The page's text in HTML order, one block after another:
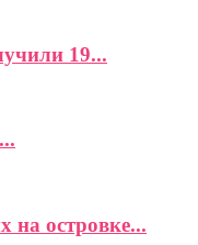
19...
на островке...